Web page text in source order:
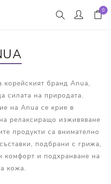
0
бранд Anua,
силата на природата.
на Anua се крие в
релаксиращо изживяване
продукти са внимателно
подбрани с грижа,
комфорт и подхранване на
кожа.